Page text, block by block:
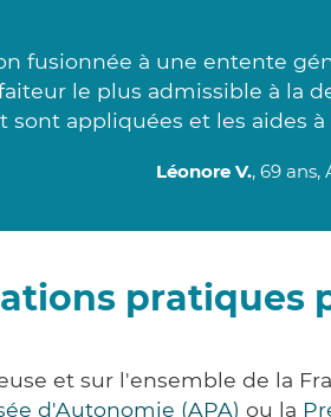
fusionnée à une entente
le plus admissible à la
sont appliquées et les aides
Léonore V., 69 ans,
pratiques
et sur l'ensemble de la
d'Autonomie (APA) ou la